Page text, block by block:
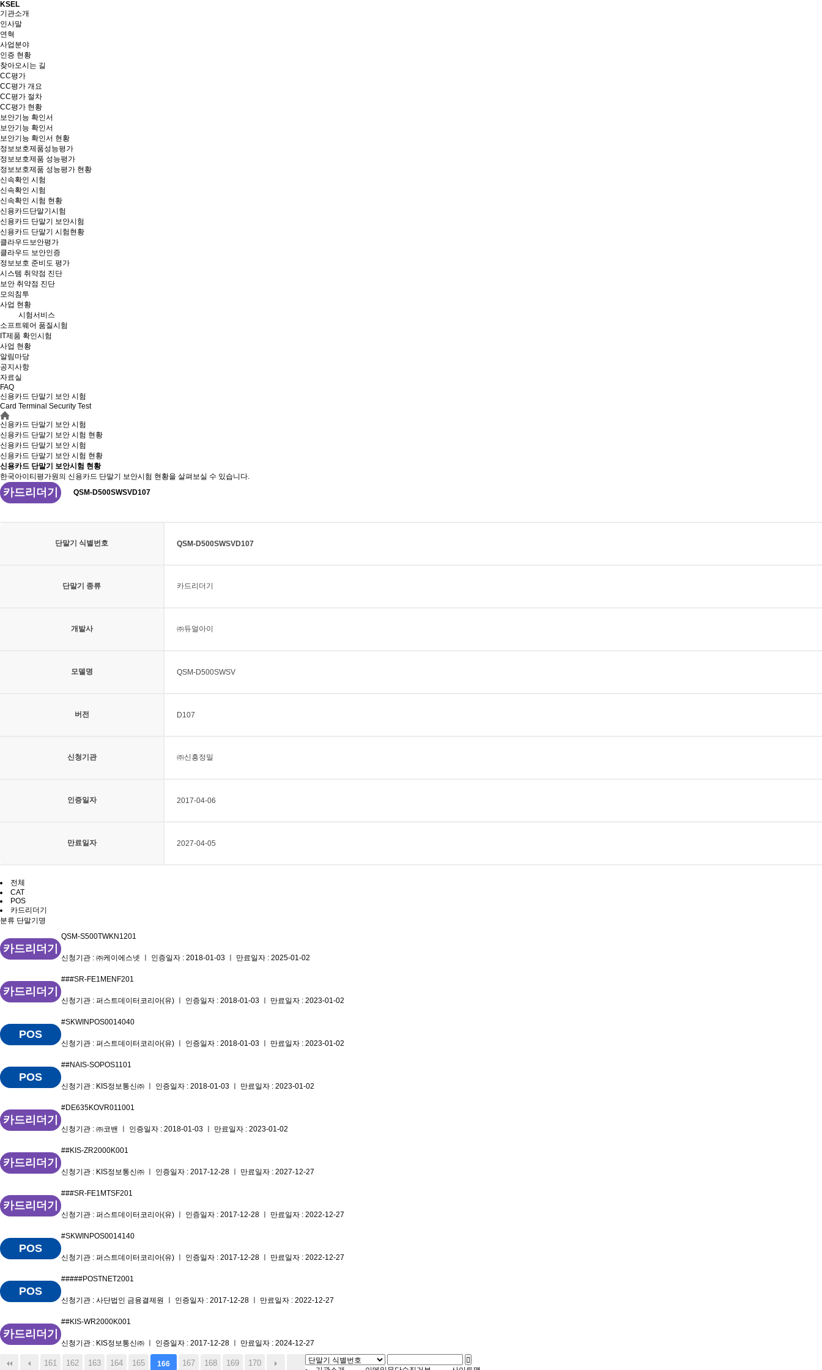
KSEL
기관소개
인사말
연혁
사업분야
인증 현황
찾아오시는 길
CC평가
CC평가 개요
CC평가 절차
CC평가 현황
보안기능 확인서
보안기능 확인서
보안기능 확인서 현황
정보보호제품성능평가
정보보호제품 성능평가
정보보호제품 성능평가 현황
신속확인 시험
신속확인 시험
신속확인 시험 현황
신용카드단말기시험
신용카드 단말기 보안시험
신용카드 단말기 시험현황
클라우드보안평가
클라우드 보안인증
정보보호 준비도 평가
시스템 취약점 진단
보안 취약점 진단
모의침투
사업 현황
시험서비스
소프트웨어 품질시험
IT제품 확인시험
사업 현황
알림마당
공지사항
자료실
FAQ
신용카드 단말기 보안 시험
Card Terminal Security Test
신용카드 단말기 보안 시험
신용카드 단말기 보안 시험 현황
신용카드 단말기 보안 시험
신용카드 단말기 보안 시험 현황
신용카드 단말기 보안시험 현황
한국아이티평가원의 신용카드 단말기 보안시험 현황을 살펴보실 수 있습니다.
카드리더기 QSM-D500SWSVD107
단말기 식별번호 QSM-D500SWSVD107
단말기 종류 카드리더기
개발사 ㈜듀얼아이
모델명 QSM-D500SWSV
버전 D107
신청기관 ㈜신흥정밀
인증일자 2017-04-06
만료일자 2027-04-05
전체
CAT
POS
카드리더기
분류 단말기명
카드리더기
QSM-S500TWKN1201
신청기관 : ㈜케이에스넷 ㅣ 인증일자 : 2018-01-03 ㅣ 만료일자 : 2025-01-02
카드리더기
###SR-FE1MENF201
신청기관 : 퍼스트데이터코리아(유) ㅣ 인증일자 : 2018-01-03 ㅣ 만료일자 : 2023-01-02
POS
#SKWINPOS0014040
신청기관 : 퍼스트데이터코리아(유) ㅣ 인증일자 : 2018-01-03 ㅣ 만료일자 : 2023-01-02
POS
##NAIS-SOPOS1101
신청기관 : KIS정보통신㈜ ㅣ 인증일자 : 2018-01-03 ㅣ 만료일자 : 2023-01-02
카드리더기
#DE635KOVR011001
신청기관 : ㈜코밴 ㅣ 인증일자 : 2018-01-03 ㅣ 만료일자 : 2023-01-02
카드리더기
##KIS-ZR2000K001
신청기관 : KIS정보통신㈜ ㅣ 인증일자 : 2017-12-28 ㅣ 만료일자 : 2027-12-27
카드리더기
###SR-FE1MTSF201
신청기관 : 퍼스트데이터코리아(유) ㅣ 인증일자 : 2017-12-28 ㅣ 만료일자 : 2022-12-27
POS
#SKWINPOS0014140
신청기관 : 퍼스트데이터코리아(유) ㅣ 인증일자 : 2017-12-28 ㅣ 만료일자 : 2022-12-27
POS
#####POSTNET2001
신청기관 : 사단법인 금융결제원 ㅣ 인증일자 : 2017-12-28 ㅣ 만료일자 : 2022-12-27
카드리더기
##KIS-WR2000K001
신청기관 : KIS정보통신㈜ ㅣ 인증일자 : 2017-12-28 ㅣ 만료일자 : 2024-12-27
161 162 163 164 165 166 167 168 169 170